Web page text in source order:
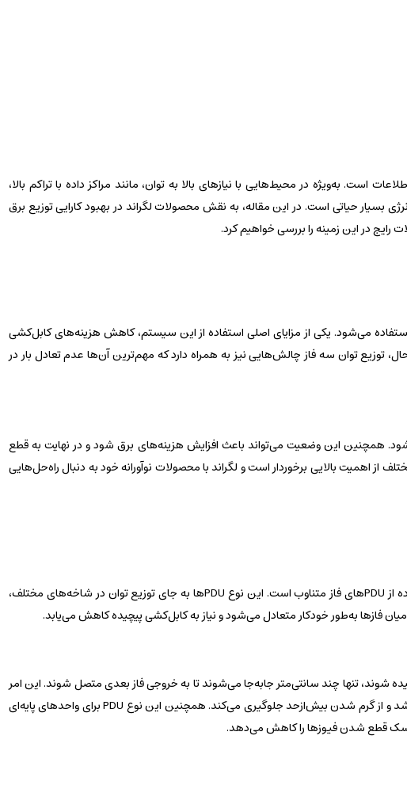
است. به‌ویژه در محیط‌هایی با نیازهای بالا به توان، مانند مراکز داده با تراکم بالا،
بسیار حیاتی است. در این مقاله، به نقش محصولات لگراند در بهبود کارایی توزیع برق
رایج در این زمینه را بررسی خواهیم کرد.
استفاده می‌شود. یکی از مزایای اصلی استفاده از این سیستم، کاهش هزینه‌های کابل‌کشی
توزیع توان سه فاز چالش‌هایی نیز به همراه دارد که مهم‌ترین آن‌ها عدم تعادل بار در
همچنین این وضعیت می‌تواند باعث افزایش هزینه‌های برق شود و در نهایت به قطع
از اهمیت بالایی برخوردار است و لگراند با محصولات نوآورانه خود به دنبال راه‌حل‌هایی
یکی از راه‌حل‌های پیشنهادی لگراند برای رفع مشکلات توزیع برق سه فاز، استفاده از PDUهای فاز متناوب است. این نوع PDUها به جای توزیع توان در شاخه‌های مختلف،
فازها به‌طور خودکار متعادل می‌شود و نیاز به کابل‌کشی پیچیده کاهش می‌یابد.
شوند، تنها چند سانتی‌متر جا‌به‌جا می‌شوند تا به خروجی فاز بعدی متصل شوند. این امر
علاوه بر کاهش نیاز به کابل‌های بلند، جریان هوا در پشت رک را نیز بهبود می‌بخشد و از گرم شدن بیش‌ازحد جلوگیری می‌کند. همچنین این نوع PDU برای واحدهای پایه‌ای
ریسک قطع شدن فیوزها را کاهش می‌دهد.